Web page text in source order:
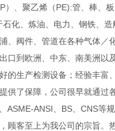
、聚乙烯（PE):管、棒、板
化、炼油、电力、钢铁、造
、阀件、管道在各种气体／
口到欧洲、中东、南美洲
生产检测设备；经验丰富
供了保障，公司很早就通过
ASME-ANSI、BS、CNS等
顾客至上为我公司的宗旨。